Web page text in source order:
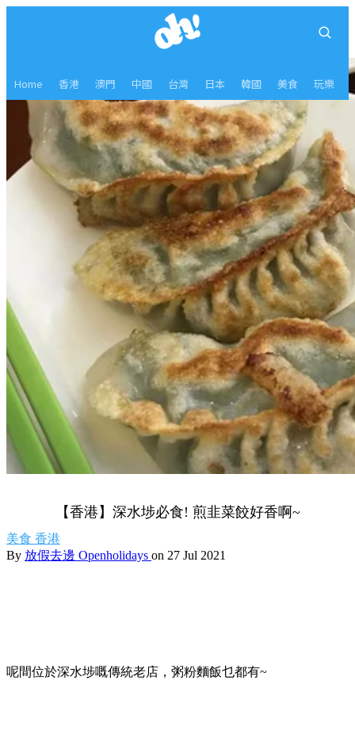
Home 香港 澳門 中國 台灣 日本 韓國 美食 玩樂
【香港】深水埗必食! 煎韭菜餃好香啊~
美食 香港
By 放假去邊 Openholidays on 27 Jul 2021
呢間位於深水埗嘅傳統老店，粥粉麵飯乜都有~